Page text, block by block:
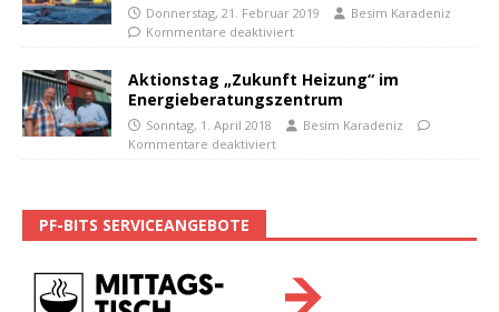
Donnerstag, 21. Februar 2019
Besim Karadeniz
Kommentare deaktiviert
Aktionstag „Zukunft Heizung“ im
Energieberatungszentrum
Sonntag, 1. April 2018
Besim Karadeniz
Kommentare deaktiviert
PF-BITS SERVICEANGEBOTE